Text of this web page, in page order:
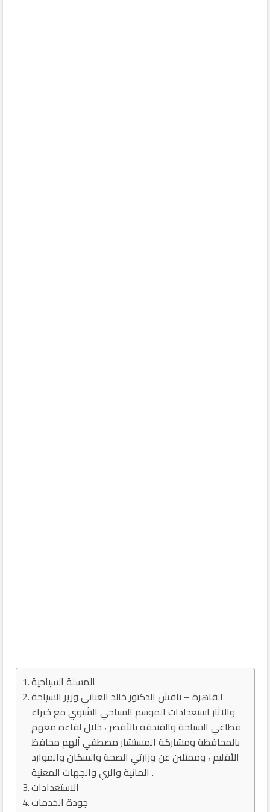
المسلة السياحية
القاهرة – ناقش الدكتور خالد العناني وزير السياحة
والآثار استعدادات الموسم السياحي الشتوي مع خبراء
قطاعي السياحة والفندقة بالأقصر ، خلال لقاءه معهم
بالمحافظة ومشاركة المستشار مصطفي ألهم محافظ
الأقليم ، وممثلين عن وزارتي الصحة والسكان والموارد
المائية والري والجهات المعنية .
جودة الخدمات